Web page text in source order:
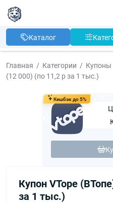
Каталог
Главная Категории Купоны
(12 000) (по 11,2 р за 1 тыс.)
Кешбэк до 5%
Купон VTope
за 1 тыс.)